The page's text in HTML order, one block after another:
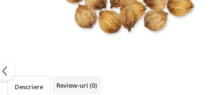
PRODUSE ROMÂNEȘTI
Descriere Review-uri (0)